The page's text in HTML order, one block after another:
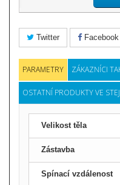
Twitter Facebook
PARAMETRY ZÁKAZNÍCI
OSTATNÍ PRODUKTY VE
Velikost těla
Zástavba
Spínací vzdálenost